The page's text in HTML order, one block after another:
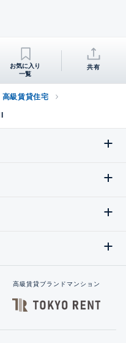
共有
高級賃貸住宅
高級賃貸ブランドマンション